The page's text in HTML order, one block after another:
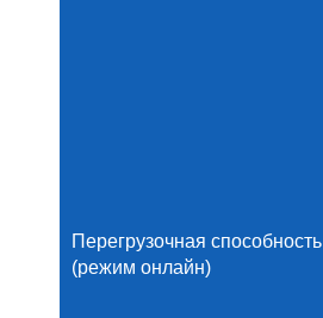
Перегрузочная способность
(режим онлайн)